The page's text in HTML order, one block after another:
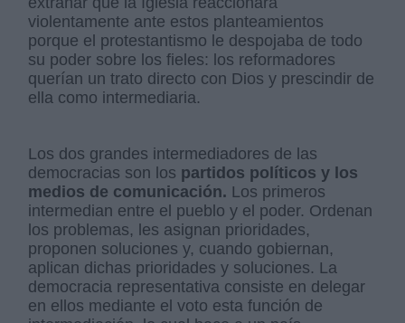
violentamente ante estos planteamientos
porque el protestantismo le despojaba de todo
su poder sobre los fieles: los reformadores
querían un trato directo con Dios y prescindir de
ella como intermediaria.
Los dos grandes intermediadores de las
democracias son los partidos políticos y los
medios de comunicación. Los primeros
intermedian entre el pueblo y el poder. Ordenan
los problemas, les asignan prioridades,
proponen soluciones y, cuando gobiernan,
aplican dichas prioridades y soluciones. La
democracia representativa consiste en delegar
en ellos mediante el voto esta función de